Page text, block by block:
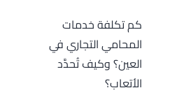
كم تكلفة خدمات
المحامي التجاري في
العين؟ وكيف تُحدَّد
الأتعاب؟